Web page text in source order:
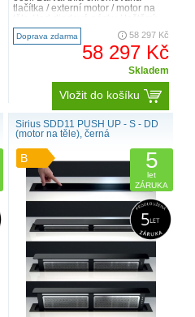
tlačítka / externí motor / motor na
nerezový ..
Doprava zdarma 58 297 Kč
58 297 Kč
Skladem
Vložit do košíku
Sirius SDD11 PUSH UP - S - DD
(motor na těle), černá
B 5
let
ZÁRUKA